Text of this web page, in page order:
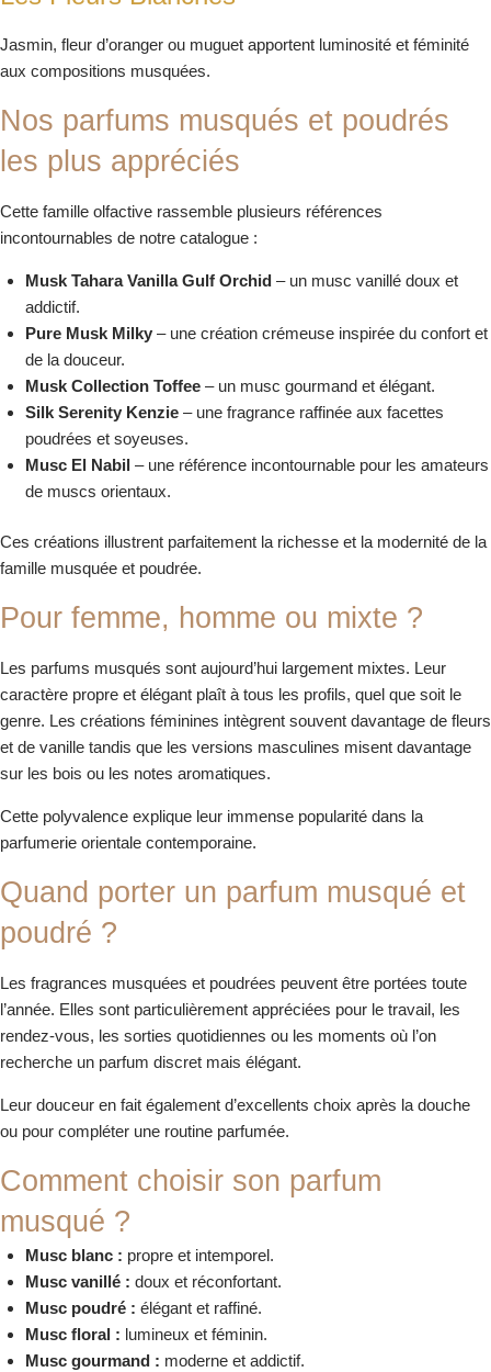
Jasmin, fleur d’oranger ou muguet apportent luminosité et féminité
aux compositions musquées.
Nos parfums musqués et poudrés
les plus appréciés
Cette famille olfactive rassemble plusieurs références
incontournables de notre catalogue :
Musk Tahara Vanilla Gulf Orchid– un musc vanillé doux et
addictif.
Pure Musk Milky– une création crémeuse inspirée du confort et
de la douceur.
Musk Collection Toffee– un musc gourmand et élégant.
Silk Serenity Kenzie– une fragrance raffinée aux facettes
poudrées et soyeuses.
Musc El Nabil– une référence incontournable pour les amateurs
de muscs orientaux.
Ces créations illustrent parfaitement la richesse et la modernité de la
famille musquée et poudrée.
Pour femme, homme ou mixte ?
Les parfums musqués sont aujourd’hui largement mixtes. Leur
caractère propre et élégant plaît à tous les profils, quel que soit le
genre. Les créations féminines intègrent souvent davantage de fleurs
et de vanille tandis que les versions masculines misent davantage
sur les bois ou les notes aromatiques.
Cette polyvalence explique leur immense popularité dans la
parfumerie orientale contemporaine.
Quand porter un parfum musqué et
poudré ?
Les fragrances musquées et poudrées peuvent être portées toute
l’année. Elles sont particulièrement appréciées pour le travail, les
rendez-vous, les sorties quotidiennes ou les moments où l’on
recherche un parfum discret mais élégant.
Leur douceur en fait également d’excellents choix après la douche
ou pour compléter une routine parfumée.
Comment choisir son parfum
musqué ?
Musc blanc : propre et intemporel.
Musc vanillé : doux et réconfortant.
Musc poudré : élégant et raffiné.
Musc floral : lumineux et féminin.
Musc gourmand : moderne et addictif.